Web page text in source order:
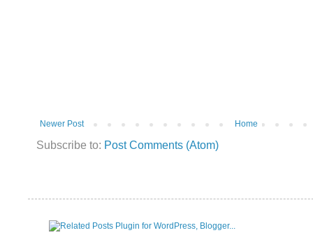
Newer Post Home
Subscribe to: Post Comments (Atom)